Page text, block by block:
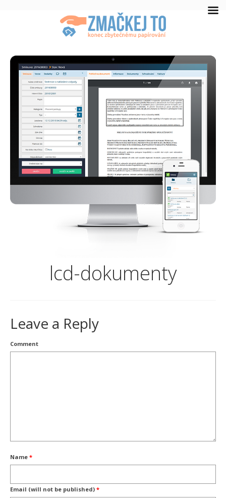
lcd-dokumenty
Leave a Reply
Comment
Name *
Email (will not be published) *